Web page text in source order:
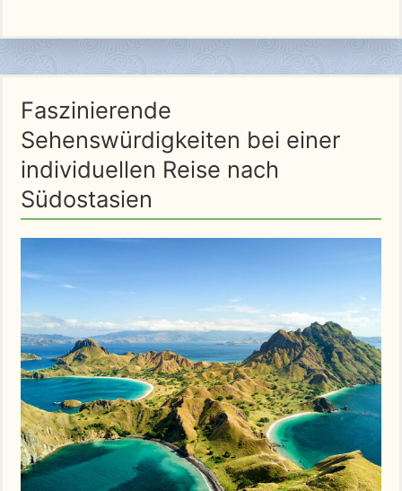
Faszinierende
Sehenswürdigkeiten bei einer
individuellen Reise nach
Südostasien